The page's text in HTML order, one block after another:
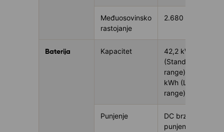
Međuosovinsko
rastojanje
2.680
Baterija Kapacitet
42,2 kWh
(Standard
range) / 61
kWh (Long
range)
Punjenje
DC brzo
punjenje